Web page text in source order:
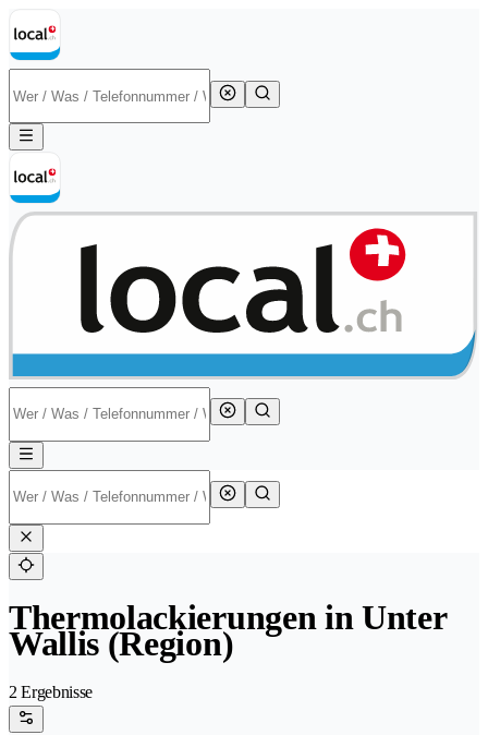
Thermolackierungen in Unter
Wallis (Region)
2 Ergebnisse